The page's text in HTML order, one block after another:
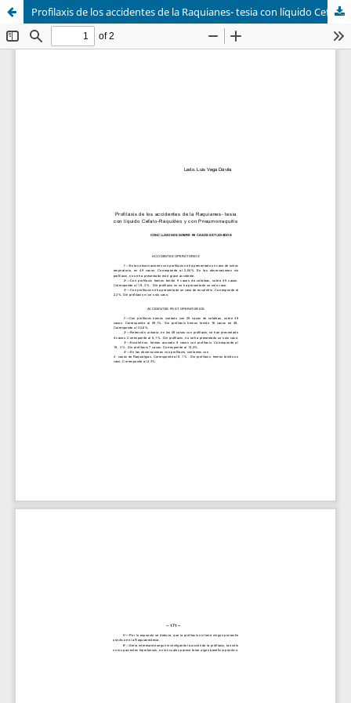
Profilaxis de los accidentes de la Raquianes- tesia con líquido Cefalo-Raquídeo y con Pneumorraquitis